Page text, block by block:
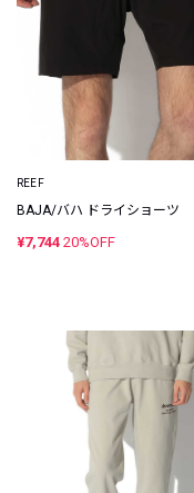
REEF
BAJA/バハ ドライショーツ
¥7,744 20%OFF